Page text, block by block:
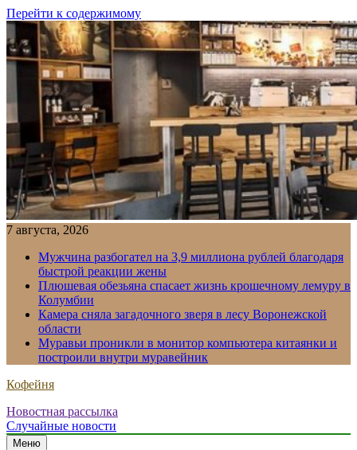
Перейти к содержимому
7 августа, 2026
Мужчина разбогател на 3,9 миллиона рублей благодаря
быстрой реакции жены
Плюшевая обезьяна спасает жизнь крошечному лемуру в
Колумбии
Камера сняла загадочного зверя в лесу Воронежской
области
Муравьи проникли в монитор компьютера китаянки и
построили внутри муравейник
Кофейня
Новостная рассылка
Случайные новости
Меню